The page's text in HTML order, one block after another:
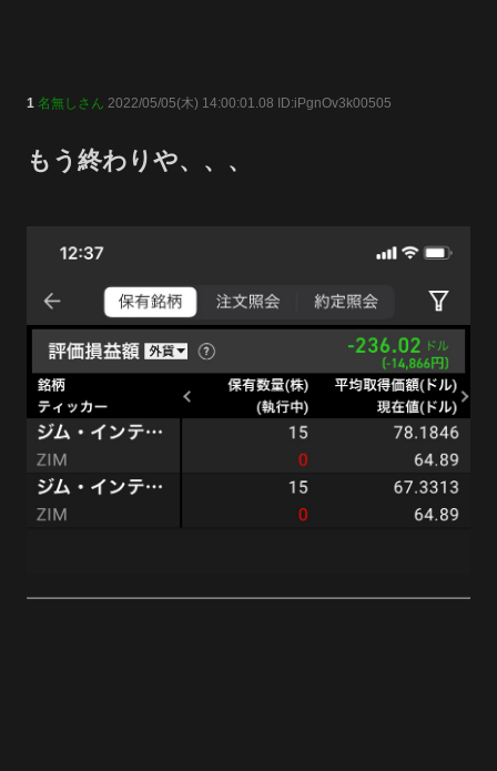
1 名無しさん 2022/05/05(木) 14:00:01.08 ID:iPgnOv3k00505
もう終わりや、、、